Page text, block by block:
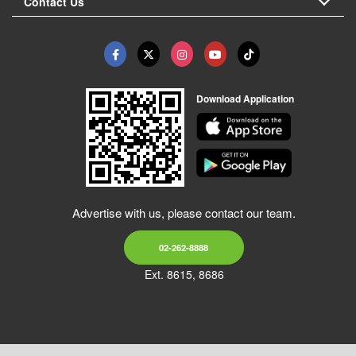
Download Application
Advertise with us, please contact our team.
02-262-8888
Ext. 8615, 8686